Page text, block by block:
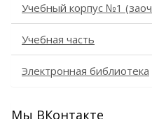
Учебный корпус №1
Учебная часть
Электронная библиотека
Мы ВКонтакте